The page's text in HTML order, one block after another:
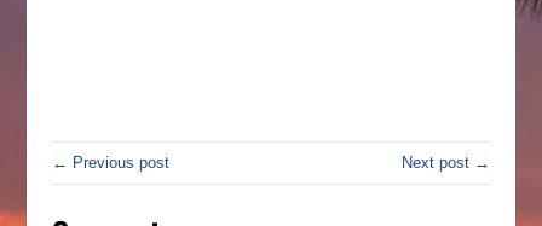
← Previous post Next post →